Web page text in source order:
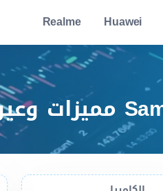
Huawei
Realme